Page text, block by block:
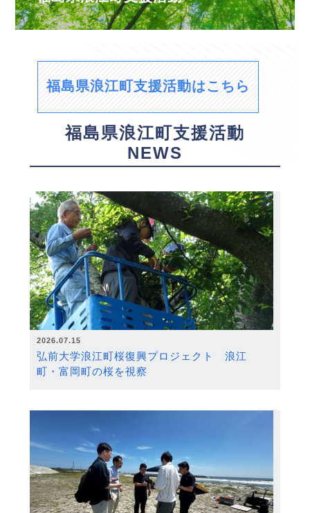
福島県浪江町支援活動はこちら
福島県浪江町支援活動
NEWS
2026.07.15
弘前大学浪江町桜復興プロジェクト 浪江
町・富岡町の桜を視察